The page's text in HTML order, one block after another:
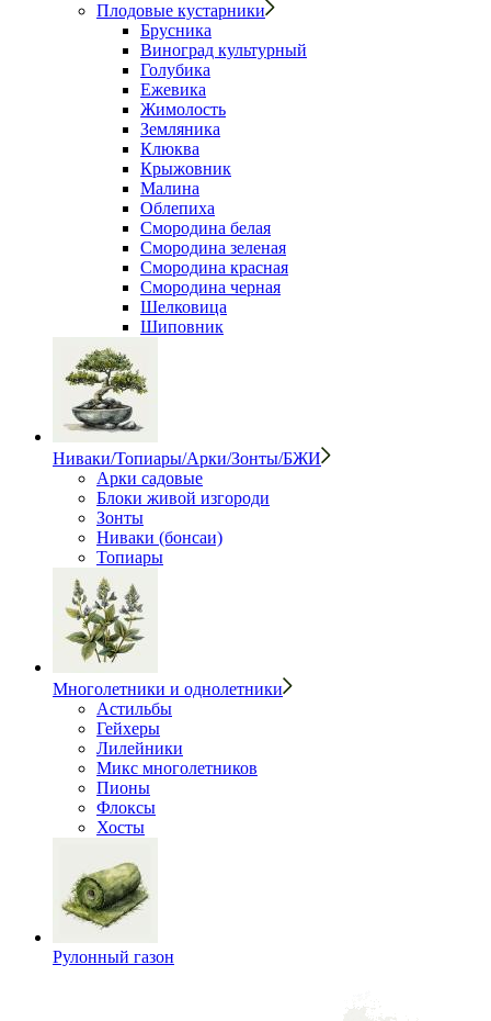
Плодовые кустарники
Брусника
Виноград культурный
Голубика
Ежевика
Жимолость
Земляника
Клюква
Крыжовник
Малина
Облепиха
Смородина белая
Смородина зеленая
Смородина красная
Смородина черная
Шелковица
Шиповник
Ниваки/Топиары/Арки/Зонты/БЖИ
Арки садовые
Блоки живой изгороди
Зонты
Ниваки (бонсаи)
Топиары
Многолетники и однолетники
Астильбы
Гейхеры
Лилейники
Микс многолетников
Пионы
Флоксы
Хосты
Рулонный газон